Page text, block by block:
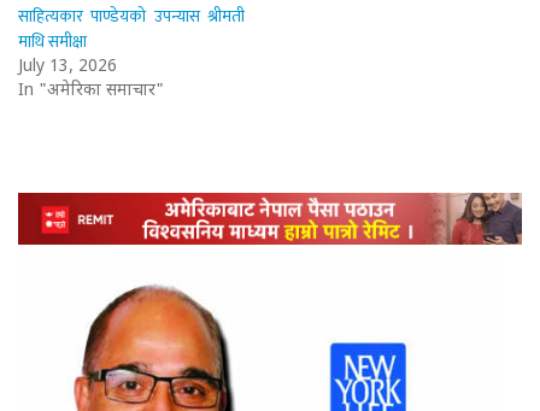
साहित्यकार पाण्डेयको उपन्यास श्रीमती
माथि समीक्षा
July 13, 2026
In "अमेरिका समाचार"